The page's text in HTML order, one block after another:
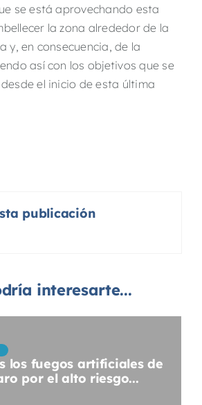
se está aprovechando esta
la zona alrededor de la
y, en consecuencia, de la
así con los objetivos que se
el inicio de esta última
publicación
interesarte...
los fuegos artificiales de
por el alto riesgo...